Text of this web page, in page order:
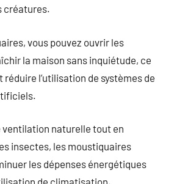
créatures.
vous pouvez ouvrir les
la maison sans inquiétude, ce
l’utilisation de systèmes de
naturelle tout en
insectes, les moustiquaires
les dépenses énergétiques
de climatisation.